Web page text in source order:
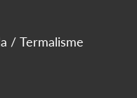
Termalisme